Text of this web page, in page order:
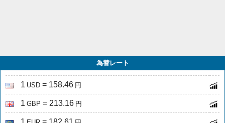
為替レート
1 USD = 158.46 円
1 GBP = 213.16 円